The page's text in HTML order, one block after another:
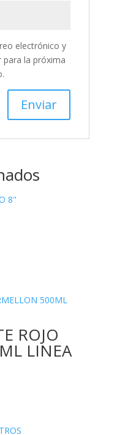
electrónico y
para la próxima
ROJO
LINEA